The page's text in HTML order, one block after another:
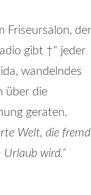
Friseursalon, der
gibt †“ jeder
wandelndes
über die
geraten.
Welt, die fremd
wird.“